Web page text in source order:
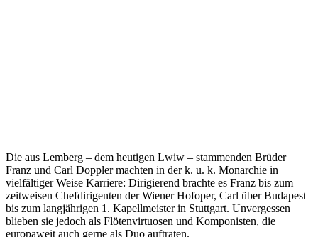
Die aus Lemberg – dem heutigen Lwiw – stammenden Brüder
Franz und Carl Doppler machten in der k. u. k. Monarchie in
vielfältiger Weise Karriere: Dirigierend brachte es Franz bis zum
zeitweisen Chefdirigenten der Wiener Hofoper, Carl über Budapest
bis zum langjährigen 1. Kapellmeister in Stuttgart. Unvergessen
blieben sie jedoch als Flötenvirtuosen und Komponisten, die
europaweit auch gerne als Duo auftraten.